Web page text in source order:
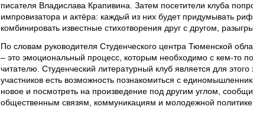
писателя Владислава Крапивина. Затем посетители клуба
импровизатора и актёра: каждый из них будет придумывать
комбинировать известные стихотворения друг с другом,
По словам руководителя Студенческого центра Тюменской
– это эмоциональный процесс, которым необходимо с кем-то
читателю. Студенческий литературный клуб является для
участников есть возможность познакомиться с
новое и посмотреть на произведение под другим углом,
общественным связям, коммуникациям и молодежной политике